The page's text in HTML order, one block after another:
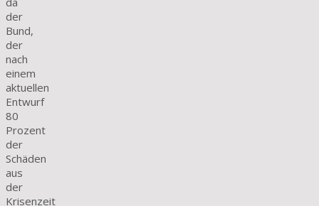
der
Bund,
der
nach
einem
aktuellen
Entwurf
80
Prozent
der
Schäden
aus
der
Krisenzeit